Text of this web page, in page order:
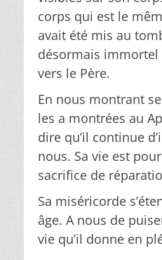
corps qui est le
avait été mis au
désormais
vers le Père.
En nous montrant
les a montrées au
dire qu’il continue
nous. Sa vie est
sacrifice de
Sa miséricorde
âge. A nous de
vie qu’il donne en